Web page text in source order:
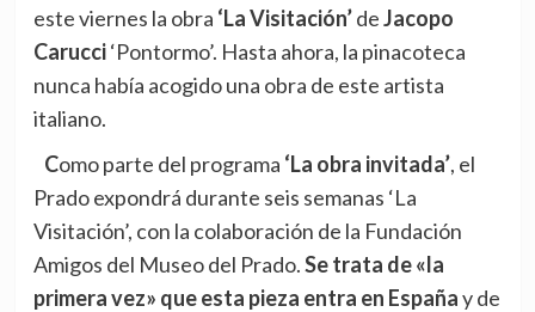
este viernes la obra ‘La Visitación’deJacopo
Carucci‘Pontormo’. Hasta ahora, la pinacoteca
nunca había acogido una obra de este artista
italiano.
Como parte del programa ‘La obra invitada’, el
Prado expondrá durante seis semanas ‘La
Visitación’, con la colaboración de la Fundación
Amigos del Museo del Prado.Se trata de «la
primera vez» que esta pieza entra en Españay de